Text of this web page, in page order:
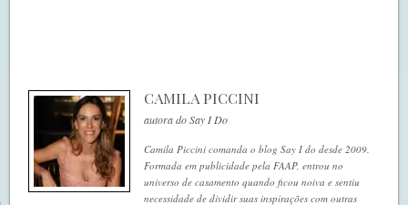
CAMILA PICCINI
autora do Say I Do
Camila Piccini comanda o blog Say I do desde 2009.
Formada em publicidade pela FAAP, entrou no
universo de casamento quando ficou noiva e sentiu
necessidade de dividir suas inspirações com outras